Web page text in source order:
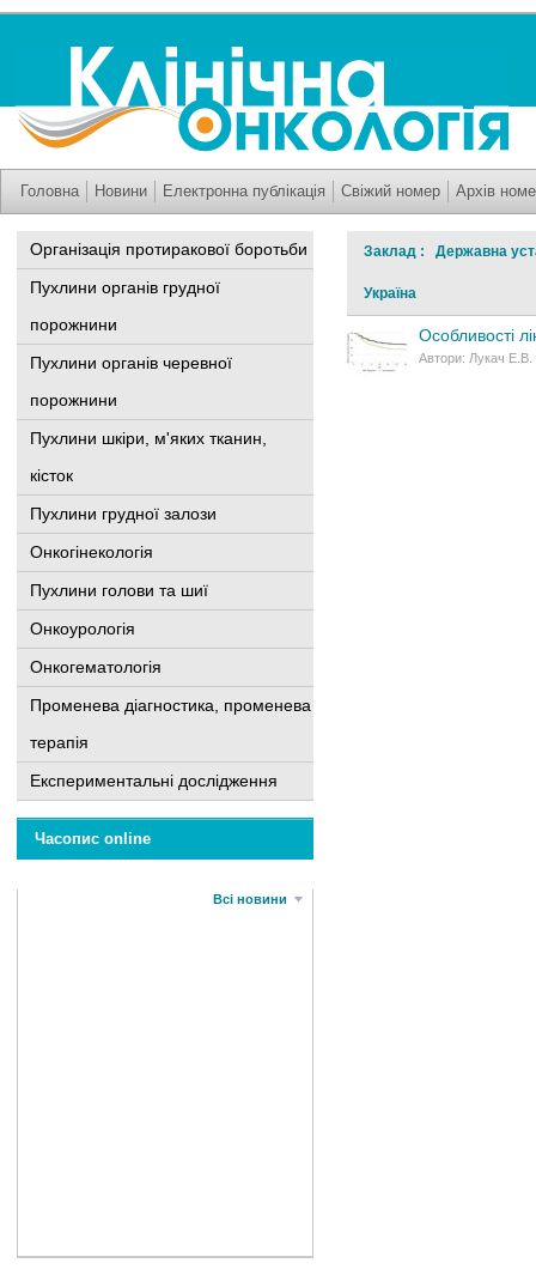
Головна Новини Електронна публікація Свіжий номер Архів
Організація протиракової боротьби
Пухлини органів грудної
порожнини
Пухлини органів черевної
порожнини
Пухлини шкіри, м'яких тканин,
кісток
Пухлини грудної залози
Онкогінекологія
Пухлини голови та шиї
Онкоурологія
Онкогематологія
Променева діагностика, променева
терапія
Експериментальні дослідження
Часопис online
Всі новини
Заклад : Державна
Україна
Особливості
Автори: Лукач